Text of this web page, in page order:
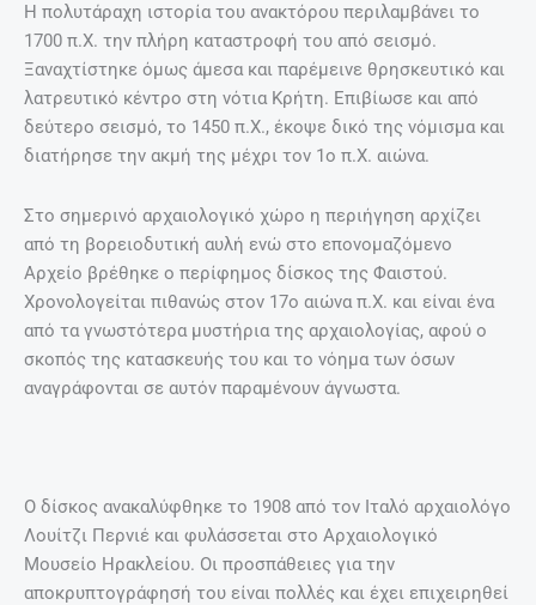
Η πολυτάραχη ιστορία του ανακτόρου περιλαμβάνει το
1700 π.Χ. την πλήρη καταστροφή του από σεισμό.
Ξαναχτίστηκε όμως άμεσα και παρέμεινε θρησκευτικό και
λατρευτικό κέντρο στη νότια Κρήτη. Επιβίωσε και από
δεύτερο σεισμό, το 1450 π.Χ., έκοψε δικό της νόμισμα και
διατήρησε την ακμή της μέχρι τον 1ο π.Χ. αιώνα.
Στο σημερινό αρχαιολογικό χώρο η περιήγηση αρχίζει
από τη βορειοδυτική αυλή ενώ στο επονομαζόμενο
Αρχείο βρέθηκε ο περίφημος δίσκος της Φαιστού.
Χρονολογείται πιθανώς στον 17ο αιώνα π.Χ. και είναι ένα
από τα γνωστότερα μυστήρια της αρχαιολογίας, αφού ο
σκοπός της κατασκευής του και το νόημα των όσων
αναγράφονται σε αυτόν παραμένουν άγνωστα.
Ο δίσκος ανακαλύφθηκε το 1908 από τον Ιταλό αρχαιολόγο
Λουίτζι Περνιέ και φυλάσσεται στο Αρχαιολογικό
Μουσείο Ηρακλείου. Οι προσπάθειες για την
αποκρυπτογράφησή του είναι πολλές και έχει επιχειρηθεί